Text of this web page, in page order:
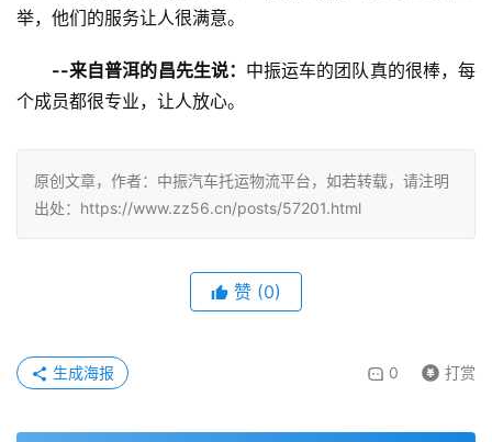
举，他们的服务让人很满意。
--来自普洱的昌先生说： 中振运车的团队真的很棒，每
个成员都很专业，让人放心。
原创文章，作者：中振汽车托运物流平台，如若转载，请注明
出处：https://www.zz56.cn/posts/57201.html
赞 (0)
0 打赏
生成海报